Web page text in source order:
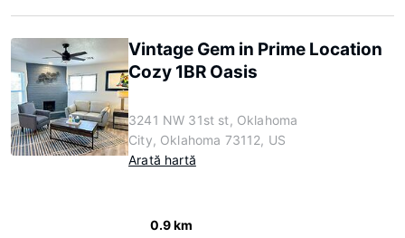
Vintage Gem in Prime Location
Cozy 1BR Oasis
3241 NW 31st st, Oklahoma
City, Oklahoma 73112, US
Arată hartă
0.9 km